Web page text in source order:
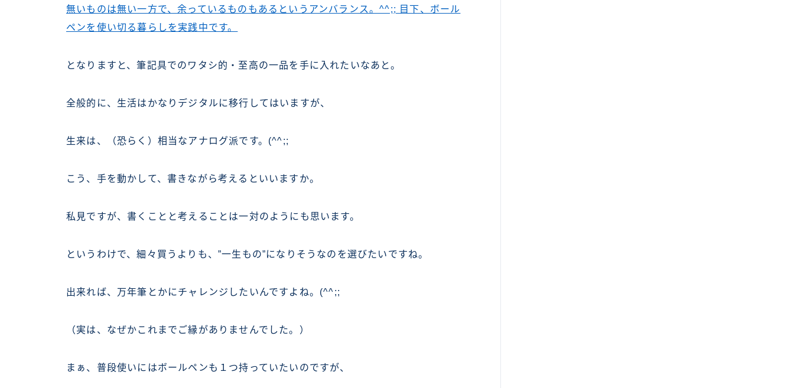
無いものは無い一方で、余っているものもあるというアンバランス。^^;; 目下、ボール
ペンを使い切る暮らしを実践中です。
となりますと、筆記具でのワタシ的・至高の一品を手に入れたいなあと。
全般的に、生活はかなりデジタルに移行してはいますが、
生来は、（恐らく）相当なアナログ派です。(^^;;
こう、手を動かして、書きながら考えるといいますか。
私見ですが、書くことと考えることは一対のようにも思います。
というわけで、細々買うよりも、”一生もの”になりそうなのを選びたいですね。
出来れば、万年筆とかにチャレンジしたいんですよね。(^^;;
（実は、なぜかこれまでご縁がありませんでした。）
まぁ、普段使いにはボールペンも１つ持っていたいのですが、